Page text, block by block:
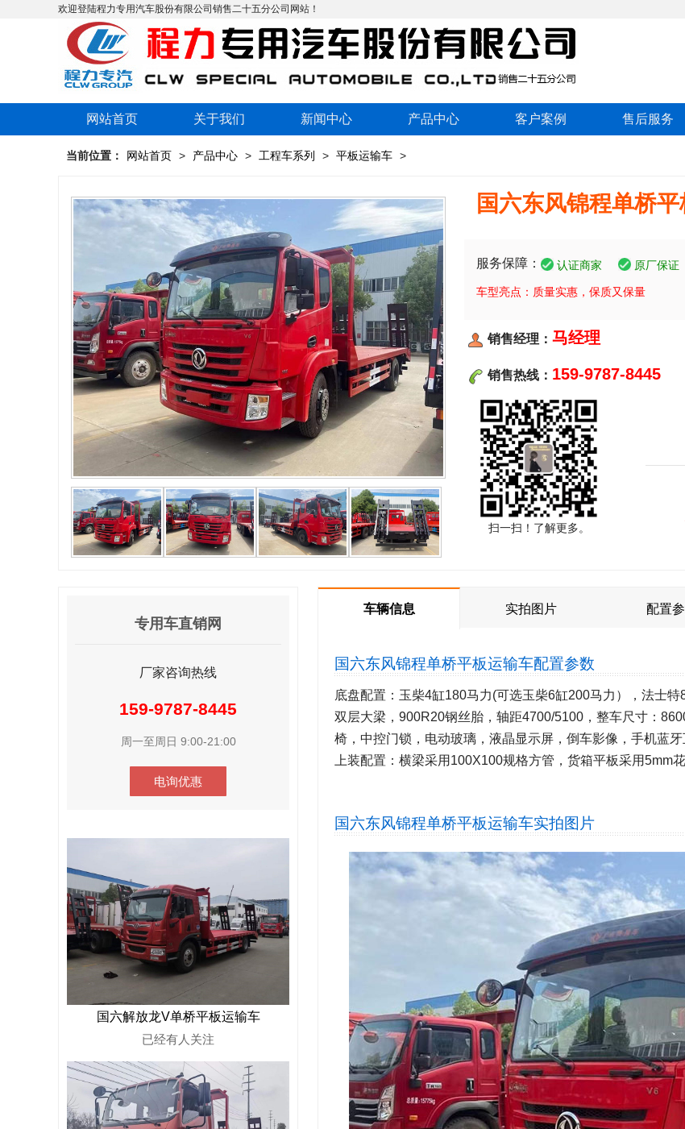
欢迎登陆程力专用汽车股份有限公司销售二十五分公司网站！
网站首页 关于我们 新闻中心 产品中心 客户案例 售后服务
当前位置： 网站首页 > 产品中心 > 工程车系列 > 平板运输车 >
国六东风锦程单桥
服务保障： 认证商家 原厂保证
车型亮点：质量实惠，保质又保量
销售经理： 马经理
销售热线： 159-9787-8445
扫一扫！了解更多。
车辆信息 实拍图片 配置
国六东风锦程单桥平板运输车配置参数
底盘配置：玉柴4缸180马力(可选玉柴6缸200马力），法士
双层大梁，900R20钢丝胎，轴距4700/5100，整车尺寸：
椅，中控门锁，电动玻璃，液晶显示屏，倒车影像，手机蓝
上装配置：横梁采用100X100规格方管，货箱平板采用5mm
国六东风锦程单桥平板运输车实拍图片
专用车直销网
厂家咨询热线
159-9787-8445
周一至周日 9:00-21:00
电询优惠
国六解放龙V单桥平板运输车
已经有人关注